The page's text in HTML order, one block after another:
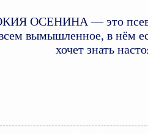
ОСЕНИНА — это
вымышленное, в нём
хочет знать